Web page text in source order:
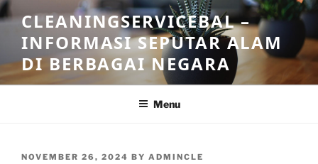
Skip
to
content
CLEANINGSERVICEBAL –
INFORMASI SEPUTAR ALAM
DI BERBAGAI NEGARA
Menu
POSTED
NOVEMBER 26, 2024 BY ADMINCLE